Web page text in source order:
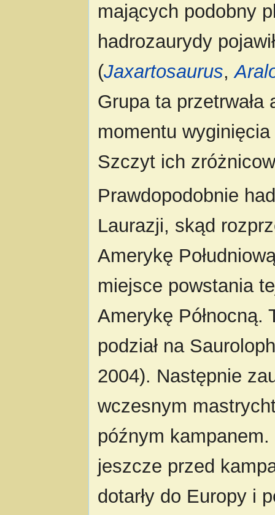
mających podobny
hadrozaurydy
(Jaxartosaurus,
Grupa ta
momentu
Szczyt ich
Prawdopodobnie
Laurazji, skąd
Amerykę
miejsce powstania
Amerykę Północną.
podział na
2004). Następnie
wczesnym
późnym
jeszcze przed
dotarły do Europy i